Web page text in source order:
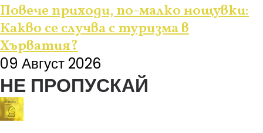
Повече приходи, по-малко нощувки:
Какво се случва с туризма в
Хърватия?
09 Август 2026
НЕ ПРОПУСКАЙ